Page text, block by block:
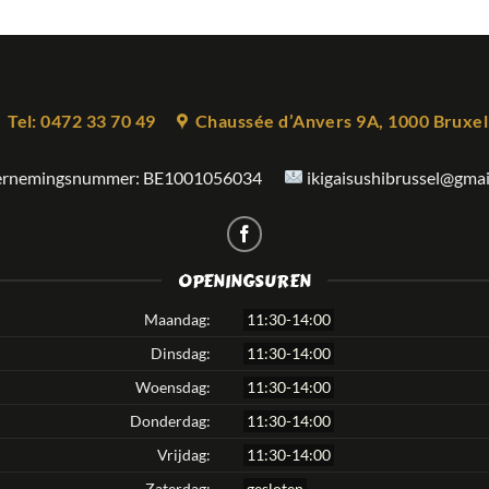
Tel: 0472 33 70 49 Chaussée d’Anvers 9A, 1000
BE1001056034
OPENINGSUREN
Maandag:
11:30-14:00
Dinsdag:
11:30-14:00
Woensdag:
11:30-14:00
Donderdag:
11:30-14:00
Vrijdag:
11:30-14:00